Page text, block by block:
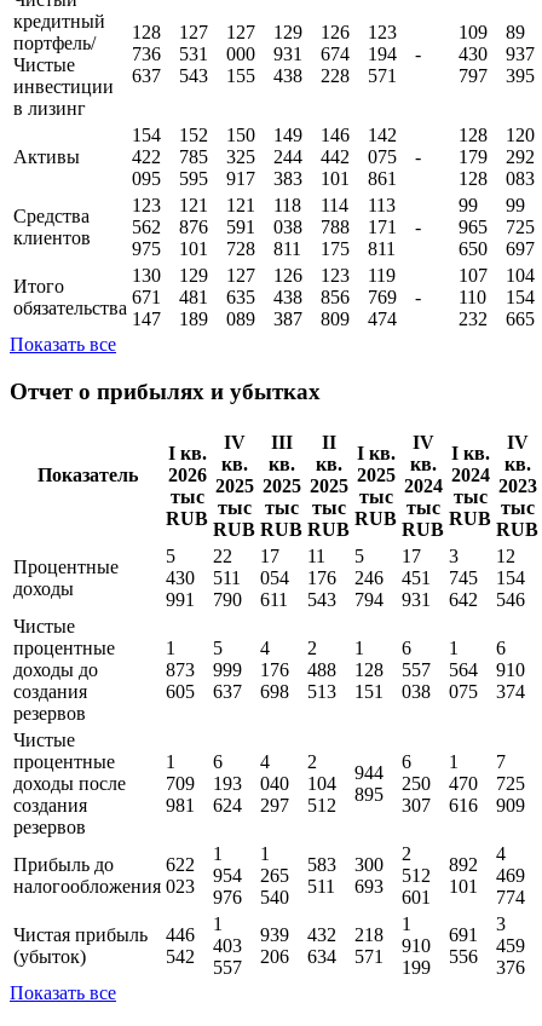
Денежные
средства и их
эквиваленты
695
693
155
833
552
638
247
825
627
820
872
243
305
833
965
339
Чистый
кредитный
Чистые
инвестиции
736
637
531
543
000
155
931
438
674
228
194
571
430
797
937
395
Активы
154
422
095
152
785
595
150
325
917
149
244
383
146
442
101
142
075
861
128
179
128
120
292
083
Средства
клиентов
123
562
975
121
876
101
121
591
728
118
038
811
114
788
175
113
171
811
99
965
650
99
725
697
обязательства
671
147
189
635
089
387
Отчет о прибылях и убытках
2026
тыс
RUB
IV
кв.
2025
тыс
RUB
III
кв.
2025
тыс
RUB
II
кв.
2025
тыс
RUB
2025
тыс
RUB
IV
кв.
2024
тыс
RUB
2024
тыс
RUB
IV
кв.
2023
тыс
RUB
Процентные
доходы
5
430
991
22
511
790
17
054
611
11
176
543
5
246
794
17
451
931
3
745
642
12
154
546
Чистые
процентные
доходы до
создания
резервов
873
605
999
637
176
698
488
513
151
557
038
564
075
910
374
Чистые
процентные
доходы поcле
создания
709
981
6
193
624
4
040
297
104
512
944
895
6
250
307
470
616
7
725
909
Прибыль до
налогообложения
622
023
1
954
976
1
265
583
511
300
693
2
512
601
892
101
4
469
774